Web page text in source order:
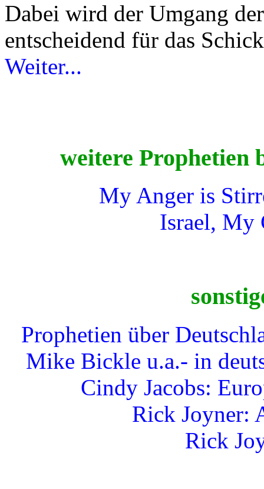
Dabei wird der Umgang
entscheidend für das
Weiter...
weitere Prophetien
My Anger is
Israel, My
Prophetien über
Mike Bickle u.a.- in
Cindy Jacobs:
Rick Joyner:
Rick